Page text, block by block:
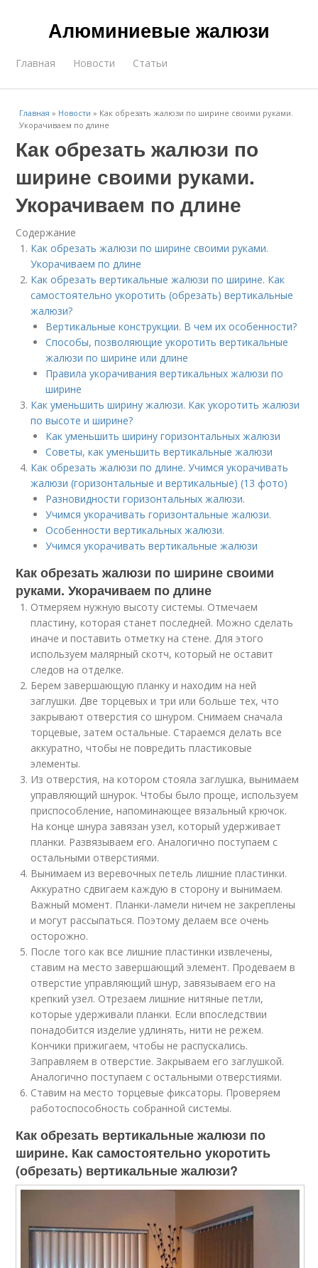
Алюминиевые жалюзи
Главная Новости Статьи
Главная » Новости » Как обрезать жалюзи по ширине своими руками.
Укорачиваем по длине
Как обрезать жалюзи по
ширине своими руками.
Укорачиваем по длине
Содержание
Как обрезать жалюзи по ширине своими руками.
Укорачиваем по длине
Как обрезать вертикальные жалюзи по ширине. Как
самостоятельно укоротить (обрезать) вертикальные
жалюзи?
Вертикальные конструкции. В чем их особенности?
Способы, позволяющие укоротить вертикальные
жалюзи по ширине или длине
Правила укорачивания вертикальных жалюзи по
ширине
Как уменьшить ширину жалюзи. Как укоротить жалюзи
по высоте и ширине?
Как уменьшить ширину горизонтальных жалюзи
Советы, как уменьшить вертикальные жалюзи
Как обрезать жалюзи по длине. Учимся укорачивать
жалюзи (горизонтальные и вертикальные) (13 фото)
Разновидности горизонтальных жалюзи.
Учимся укорачивать горизонтальные жалюзи.
Особенности вертикальных жалюзи.
Учимся укорачивать вертикальные жалюзи
Как обрезать жалюзи по ширине своими
руками. Укорачиваем по длине
Отмеряем нужную высоту системы. Отмечаем
пластину, которая станет последней. Можно сделать
иначе и поставить отметку на стене. Для этого
используем малярный скотч, который не оставит
следов на отделке.
Берем завершающую планку и находим на ней
заглушки. Две торцевых и три или больше тех, что
закрывают отверстия со шнуром. Снимаем сначала
торцевые, затем остальные. Стараемся делать все
аккуратно, чтобы не повредить пластиковые
элементы.
Из отверстия, на котором стояла заглушка, вынимаем
управляющий шнурок. Чтобы было проще, используем
приспособление, напоминающее вязальный крючок.
На конце шнура завязан узел, который удерживает
планки. Развязываем его. Аналогично поступаем с
остальными отверстиями.
Вынимаем из веревочных петель лишние пластинки.
Аккуратно сдвигаем каждую в сторону и вынимаем.
Важный момент. Планки-ламели ничем не закреплены
и могут рассыпаться. Поэтому делаем все очень
осторожно.
После того как все лишние пластинки извлечены,
ставим на место завершающий элемент. Продеваем в
отверстие управляющий шнур, завязываем его на
крепкий узел. Отрезаем лишние нитяные петли,
которые удерживали планки. Если впоследствии
понадобится изделие удлинять, нити не режем.
Кончики прижигаем, чтобы не распускались.
Заправляем в отверстие. Закрываем его заглушкой.
Аналогично поступаем с остальными отверстиями.
Ставим на место торцевые фиксаторы. Проверяем
работоспособность собранной системы.
Как обрезать вертикальные жалюзи по
ширине. Как самостоятельно укоротить
(обрезать) вертикальные жалюзи?